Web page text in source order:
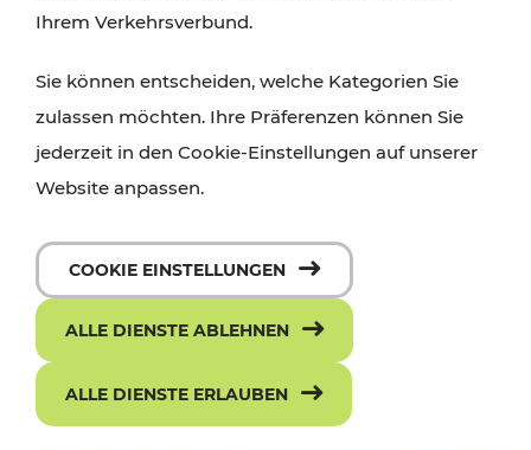
Ihrem Verkehrsverbund.
Sie können entscheiden, welche Kategorien Sie
zulassen möchten. Ihre Präferenzen können Sie
jederzeit in den Cookie-Einstellungen auf unserer
Website anpassen.
COOKIE EINSTELLUNGEN
ALLE DIENSTE ABLEHNEN
ALLE DIENSTE ERLAUBEN